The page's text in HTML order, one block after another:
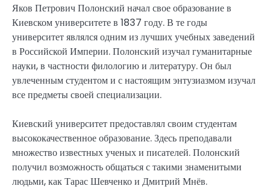
Яков Петрович Полонский начал свое образование в
Киевском университете в 1837 году. В те годы
университет являлся одним из лучших учебных заведений
в Российской Империи. Полонский изучал гуманитарные
науки, в частности филологию и литературу. Он был
увлеченным студентом и с настоящим энтузиазмом изучал
все предметы своей специализации.
Киевский университет предоставлял своим студентам
высококачественное образование. Здесь преподавали
множество известных ученых и писателей. Полонский
получил возможность общаться с такими знаменитыми
людьми, как Тарас Шевченко и Дмитрий Мнёв.